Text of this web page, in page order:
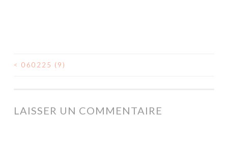
NAVIGATION
ARTICLES
< 060225 (9)
LAISSER UN COMMENTAIRE